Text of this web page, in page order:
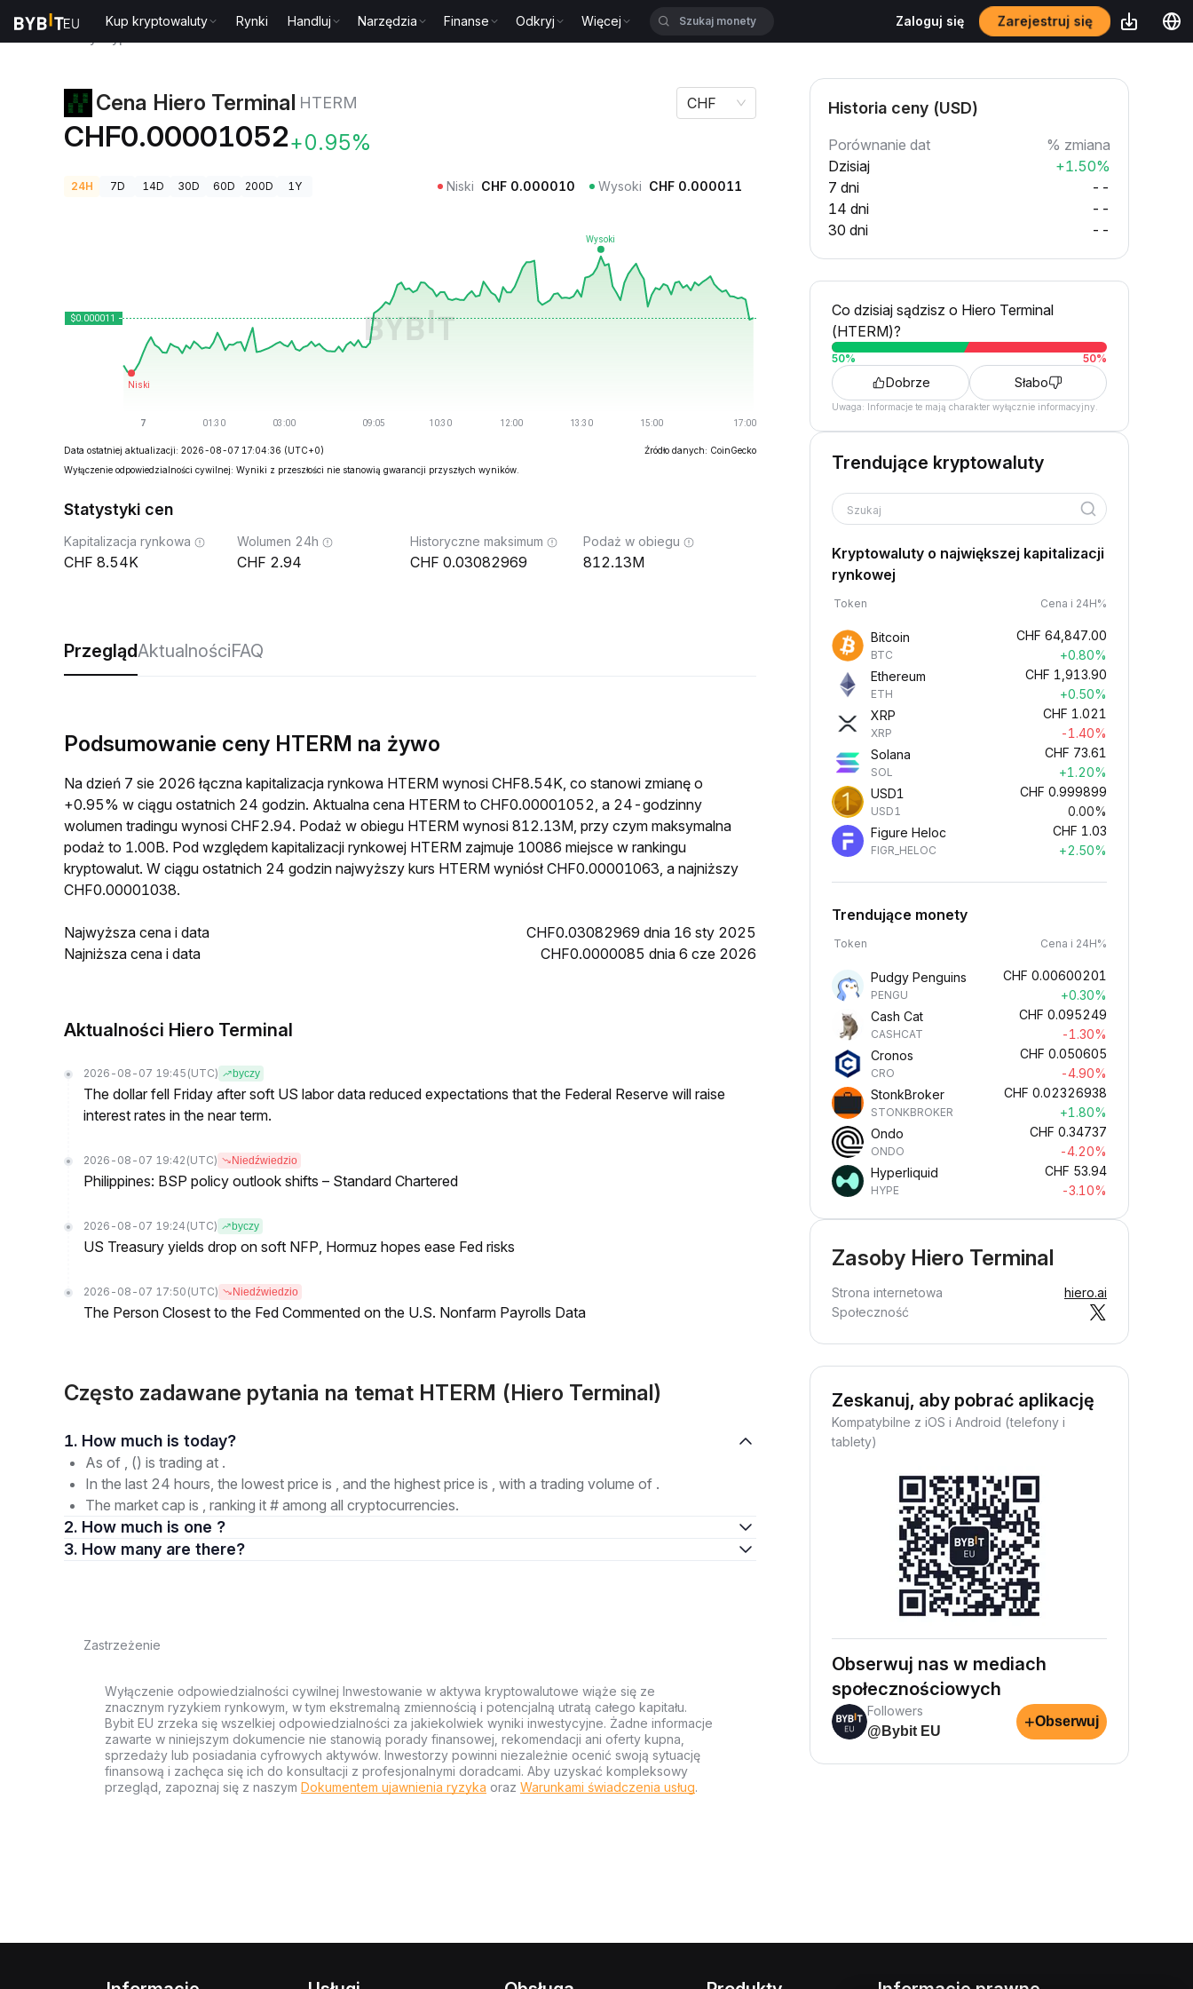
Kup kryptowaluty Rynki Handluj Narzędzia Finanse Odkryj Więcej Zaloguj się Zarejestruj się
Cena Hiero Terminal HTERM
CHF0.00001052+0.95%
CHF
24H 7D 14D 30D 60D 200D 1Y Niski CHF 0.000010 Wysoki CHF 0.000011
Data ostatniej aktualizacji: 2026-08-07 17:04:36 (UTC+0)
Źródło danych: CoinGecko
Wyłączenie odpowiedzialności cywilnej: Wyniki z przeszłości nie stanowią gwarancji przyszłych wyników.
Statystyki cen
Kapitalizacja rynkowa
8.54K
Wolumen 24h
2.94
Historyczne maksimum
0.03082969
Podaż w obiegu
812.13M
PrzeglądAktualnościFAQ
Podsumowanie ceny HTERM na żywo
Na dzień 7 sie 2026 łączna kapitalizacja rynkowa HTERM wynosi CHF8.54K, co stanowi zmianę o
+0.95% w ciągu ostatnich 24 godzin. Aktualna cena HTERM to CHF0.00001052, a 24-godzinny
wolumen tradingu wynosi CHF2.94. Podaż w obiegu HTERM wynosi 812.13M, przy czym maksymalna
podaż to 1.00B. Pod względem kapitalizacji rynkowej HTERM zajmuje 10086 miejsce w rankingu
kryptowalut. W ciągu ostatnich 24 godzin najwyższy kurs HTERM wyniósł CHF0.00001063, a najniższy
CHF0.00001038.
Najwyższa cena i data
CHF0.03082969 dnia 16 sty 2025
Najniższa cena i data
CHF0.0000085 dnia 6 cze 2026
Aktualności Hiero Terminal
2026-08-07 19:45 (UTC) byczy
The dollar fell Friday after soft US labor data reduced expectations that the Federal Reserve will raise
interest rates in the near term.
2026-08-07 19:42 (UTC) Niedźwiedzio
Philippines: BSP policy outlook shifts – Standard Chartered
2026-08-07 19:24 (UTC) byczy
US Treasury yields drop on soft NFP, Hormuz hopes ease Fed risks
2026-08-07 17:50 (UTC) Niedźwiedzio
The Person Closest to the Fed Commented on the U.S. Nonfarm Payrolls Data
Często zadawane pytania na temat HTERM (Hiero Terminal)
1. How much is today?
As of , () is trading at .
In the last 24 hours, the lowest price is , and the highest price is , with a trading volume of .
The market cap is , ranking it # among all cryptocurrencies.
2. How much is one ?
3. How many are there?
Zastrzeżenie
Wyłączenie odpowiedzialności cywilnej Inwestowanie w aktywa kryptowalutowe wiąże się ze
znacznym ryzykiem rynkowym, w tym ekstremalną zmiennością i potencjalną utratą całego kapitału.
Bybit EU zrzeka się wszelkiej odpowiedzialności za jakiekolwiek wyniki inwestycyjne. Żadne informacje
zawarte w niniejszym dokumencie nie stanowią porady finansowej, rekomendacji ani oferty kupna,
sprzedaży lub posiadania cyfrowych aktywów. Inwestorzy powinni niezależnie ocenić swoją sytuację
finansową i zachęca się ich do konsultacji z profesjonalnymi doradcami. Aby uzyskać kompleksowy
przegląd, zapoznaj się z naszym Dokumentem ujawnienia ryzyka oraz Warunkami świadczenia usług.
Historia ceny (USD)
Porównanie dat
% zmiana
Dzisiaj
+1.50%
7 dni
--
14 dni
--
30 dni
--
Co dzisiaj sądzisz o Hiero Terminal
(HTERM)?
50% 50%
Dobrze Słabo
Uwaga: Informacje te mają charakter wyłącznie informacyjny.
Trendujące kryptowaluty
Szukaj
Kryptowaluty o największej kapitalizacji
rynkowej
Token Cena i 24H%
Bitcoin
BTC
CHF 64,847.00
+0.80%
Ethereum
ETH
CHF 1,913.90
+0.50%
XRP
XRP
CHF 1.021
-1.40%
Solana
SOL
CHF 73.61
+1.20%
USD1
USD1
CHF 0.999899
0.00%
Figure Heloc
FIGR_HELOC
CHF 1.03
+2.50%
Trendujące monety
Token Cena i 24H%
Pudgy Penguins
PENGU
CHF 0.00600201
+0.30%
Cash Cat
CASHCAT
CHF 0.095249
-1.30%
Cronos
CRO
CHF 0.050605
-4.90%
StonkBroker
STONKBROKER
CHF 0.02326938
+1.80%
Ondo
ONDO
CHF 0.34737
-4.20%
Hyperliquid
HYPE
CHF 53.94
-3.10%
Zasoby Hiero Terminal
Strona internetowa
hiero.ai
Społeczność
Zeskanuj, aby pobrać aplikację
Kompatybilne z iOS i Android (telefony i
tablety)
Obserwuj nas w mediach
społecznościowych
Followers
@Bybit EU
+Obserwuj